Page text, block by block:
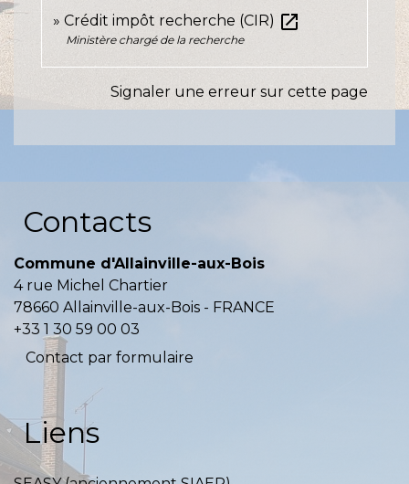
Crédit impôt recherche (CIR) open_in_new
Ministère chargé de la recherche
Signaler une erreur sur cette page
Contacts
Commune d'Allainville-aux-Bois
4 rue Michel Chartier
78660 Allainville-aux-Bois - FRANCE
+33 1 30 59 00 03
Contact par formulaire
Liens